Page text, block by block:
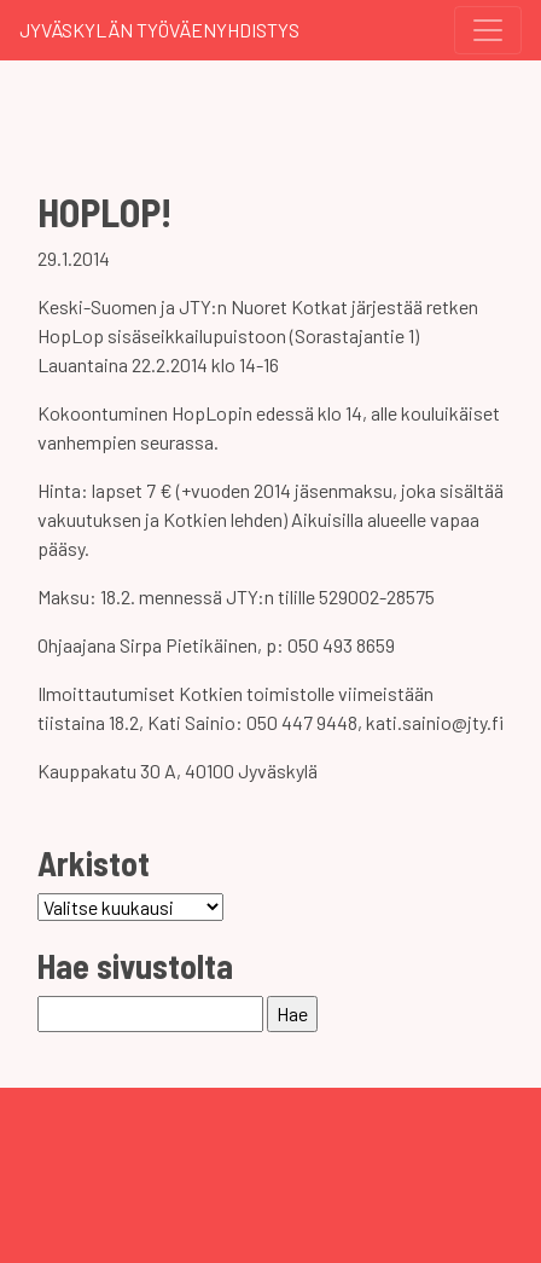
JYVÄSKYLÄN TYÖVÄENYHDISTYS
HOPLOP!
29.1.2014
Keski-Suomen ja JTY:n Nuoret Kotkat järjestää retken
HopLop sisäseikkailupuistoon (Sorastajantie 1)
Lauantaina 22.2.2014 klo 14-16
Kokoontuminen HopLopin edessä klo 14, alle kouluikäiset
vanhempien seurassa.
Hinta: lapset 7 € (+vuoden 2014 jäsenmaksu, joka sisältää
vakuutuksen ja Kotkien lehden) Aikuisilla alueelle vapaa
pääsy.
Maksu: 18.2. mennessä JTY:n tilille 529002-28575
Ohjaajana Sirpa Pietikäinen, p: 050 493 8659
Ilmoittautumiset Kotkien toimistolle viimeistään
tiistaina 18.2, Kati Sainio: 050 447 9448, kati.sainio@jty.fi
Kauppakatu 30 A, 40100 Jyväskylä
Arkistot
Arkistot
Hae sivustolta